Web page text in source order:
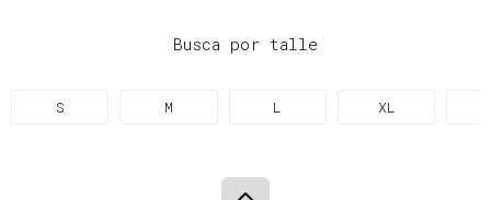
Busca por talle
S M L XL